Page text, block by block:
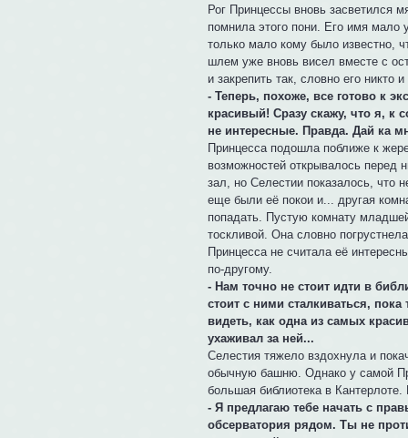
Рог Принцессы вновь засветился
помнила этого пони. Его имя мало
только мало кому было известно,
шлем уже вновь висел вместе с
и закрепить так, словно его никто
- Теперь, похоже, все готово к
красивый! Сразу скажу, что я, к
не интересные. Правда. Дай ка
Принцесса подошла поближе к
возможностей открывалось перед
зал, но Селестии показалось, что
еще были её покои и... другая
попадать. Пустую комнату
тоскливой. Она словно
Принцесса не считала её
по-другому.
- Нам точно не стоит идти в
стоит с ними сталкиваться,
видеть, как одна из самых
ухаживал за ней...
Селестия тяжело вздохнула и
обычную башню. Однако у самой
большая библиотека в
- Я предлагаю тебе начать с
обсерватория рядом. Ты не